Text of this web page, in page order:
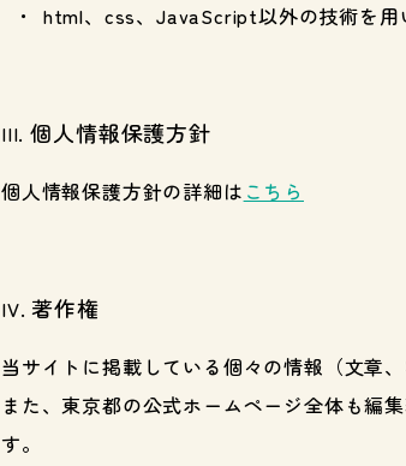
html、css、JavaScript以外の技術を用
個人情報保護方針
個人情報保護方針の詳細は こちら
著作権
当サイトに掲載している個々の情報（文章
また、東京都の公式ホームページ全体も編
す。